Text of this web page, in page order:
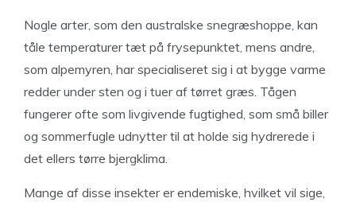
Nogle arter, som den australske snegræshoppe, kan
tåle temperaturer tæt på frysepunktet, mens andre,
som alpemyren, har specialiseret sig i at bygge varme
redder under sten og i tuer af tørret græs. Tågen
fungerer ofte som livgivende fugtighed, som små biller
og sommerfugle udnytter til at holde sig hydrerede i
det ellers tørre bjergklima.
Mange af disse insekter er endemiske, hvilket vil sige,